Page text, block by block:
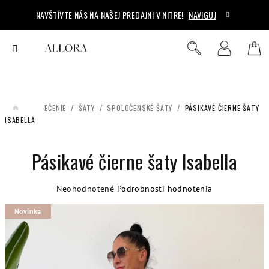
obsah
NAVŠTÍVTE NÁS NA NAŠEJ PREDAJNI V NITRE! NAVIGUJ
DOMOV OBLEČENIE / ŠATY / SPOLOČENSKÉ ŠATY / PÁSIKAVÉ ČIERNE ŠATY
ISABELLA
Pásikavé čierne šaty Isabella
Priemerné
Neohodnotené Podrobnosti hodnotenia
Novinka